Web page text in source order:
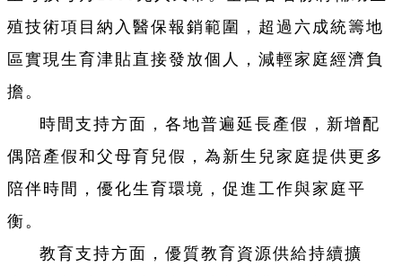
殖技術項目納入醫保報銷範圍，超過六成統籌地
區實現生育津貼直接發放個人，減輕家庭經濟負
擔。
時間支持方面，各地普遍延長產假，新增配
偶陪產假和父母育兒假，為新生兒家庭提供更多
陪伴時間，優化生育環境，促進工作與家庭平
衡。
教育支持方面，優質教育資源供給持續擴